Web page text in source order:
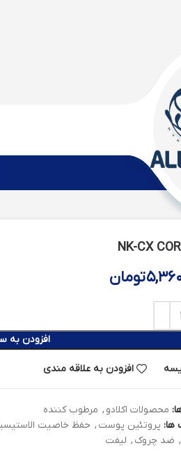
تومان
افزودن به
افزودن به علاقه مندی
محصولات اکلادو , مرطوب کننده
ها: پروتئین پوست , حفظ خاصیت
, ضد چروک , لیفت